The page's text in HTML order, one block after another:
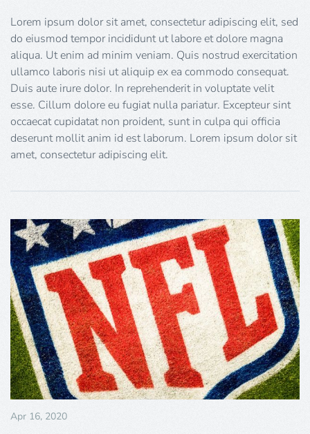
Lorem ipsum dolor sit amet, consectetur adipiscing elit, sed
do eiusmod tempor incididunt ut labore et dolore magna
aliqua. Ut enim ad minim veniam. Quis nostrud exercitation
ullamco laboris nisi ut aliquip ex ea commodo consequat.
Duis aute irure dolor. In reprehenderit in voluptate velit
esse. Cillum dolore eu fugiat nulla pariatur. Excepteur sint
occaecat cupidatat non proident, sunt in culpa qui officia
deserunt mollit anim id est laborum. Lorem ipsum dolor sit
amet, consectetur adipiscing elit.
Apr 16, 2020